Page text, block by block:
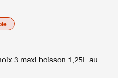
3 maxi boisson 1,25L au